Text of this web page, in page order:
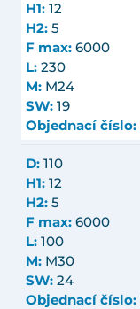
H1: 12
H2: 5
F max: 6000
L: 230
M: M24
SW: 19
Objednací číslo:
D: 110
H1: 12
H2: 5
F max: 6000
L: 100
M: M30
SW: 24
Objednací číslo: